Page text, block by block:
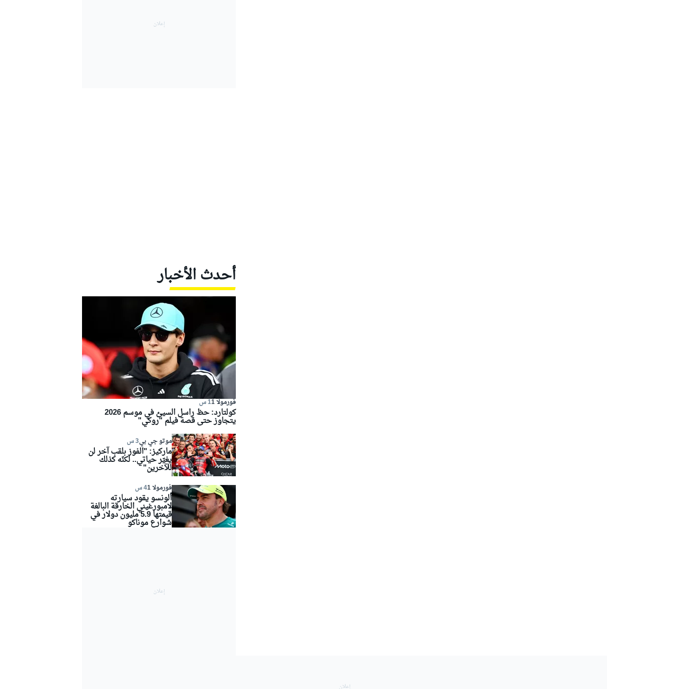
أحدث الأخبار
فورمولا 1 1 س
كولتارد: حظ راسل السيئ في موسم 2026
يتجاوز حتى قصة فيلم "روكي"
موتو جي بي3 س
ماركيز: "الفوز بلقب آخر لن
يغيّر حياتي.. لكنّه كذلك
للآخرين"
فورمولا 1 4 س
ألونسو يقود سيارته
لامبورغيني الخارقة البالغة
قيمتها 5.9 مليون دولار في
شوارع موناكو